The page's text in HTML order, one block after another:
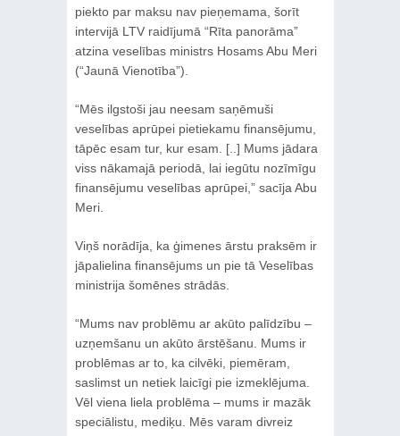
piekto par maksu nav pieņemama, šorīt
intervijā LTV raidījumā “Rīta panorāma”
atzina veselības ministrs Hosams Abu Meri
(“Jaunā Vienotība”).
“Mēs ilgstoši jau neesam saņēmuši
veselības aprūpei pietiekamu finansējumu,
tāpēc esam tur, kur esam. [..] Mums jādara
viss nākamajā periodā, lai iegūtu nozīmīgu
finansējumu veselības aprūpei,” sacīja Abu
Meri.
Viņš norādīja, ka ģimenes ārstu praksēm ir
jāpalielina finansējums un pie tā Veselības
ministrija šomēnes strādās.
“Mums nav problēmu ar akūto palīdzību –
uzņemšanu un akūto ārstēšanu. Mums ir
problēmas ar to, ka cilvēki, piemēram,
saslimst un netiek laicīgi pie izmeklējuma.
Vēl viena liela problēma – mums ir mazāk
speciālistu, mediķu. Mēs varam divreiz